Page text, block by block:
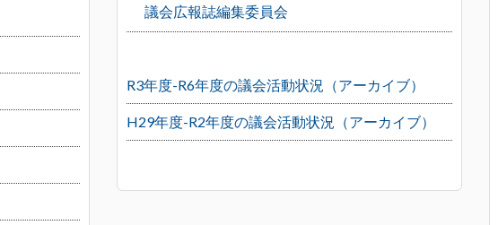
議会広報誌編集委員会
R3年度-R6年度の議会活動状況（アーカイブ）
H29年度-R2年度の議会活動状況（アーカイブ）